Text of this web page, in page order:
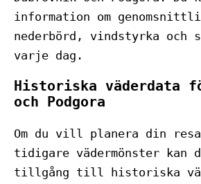
information om
nederbörd, vindstyrka och
varje dag.
Historiska väderdata
och Podgora
Om du vill planera din
tidigare vädermönster kan
tillgång till historiska